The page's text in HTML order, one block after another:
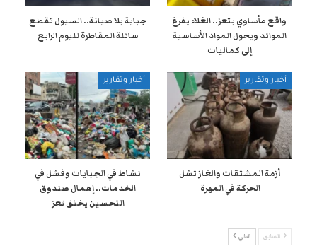
واقع مأساوي بتعز.. الغلاء يفرغ
الموائد ويحول المواد الأساسية
إلى كماليات
جباية بلا صيانة.. السيول تقطع
سائلة المقاطرة لليوم الرابع
أخبار وتقارير
أزمة المشتقات والغاز تشل
الحركة في المهرة ​
أخبار وتقارير
نشاط في الجبايات وفشل في
الخدمات.. إهمال صندوق
التحسين يخنق تعز
السابق التالي